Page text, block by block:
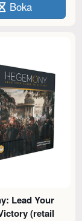
Boka
Lead Your
(retail